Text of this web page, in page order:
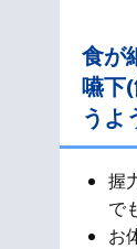
食が
嚥下
うよ
握
で
お